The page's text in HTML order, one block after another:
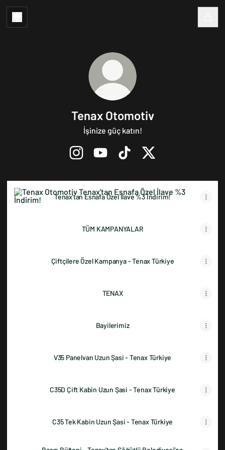
Tenax Otomotiv
İşinize güç katın!
Tenax'tan Esnafa Özel İlave %3 İndirim!
Tenax'tan Esnafa Özel İlave %3 İndirim!
TÜM KAMPANYALAR
Çiftçilere Özel Kampanya - Tenax Türkiye
TENAX
Bayilerimiz
V35 Panelvan Uzun Şasi - Tenax Türkiye
C35D Çift Kabin Uzun Şasi - Tenax Türkiye
C35 Tek Kabin Uzun Şasi - Tenax Türkiye